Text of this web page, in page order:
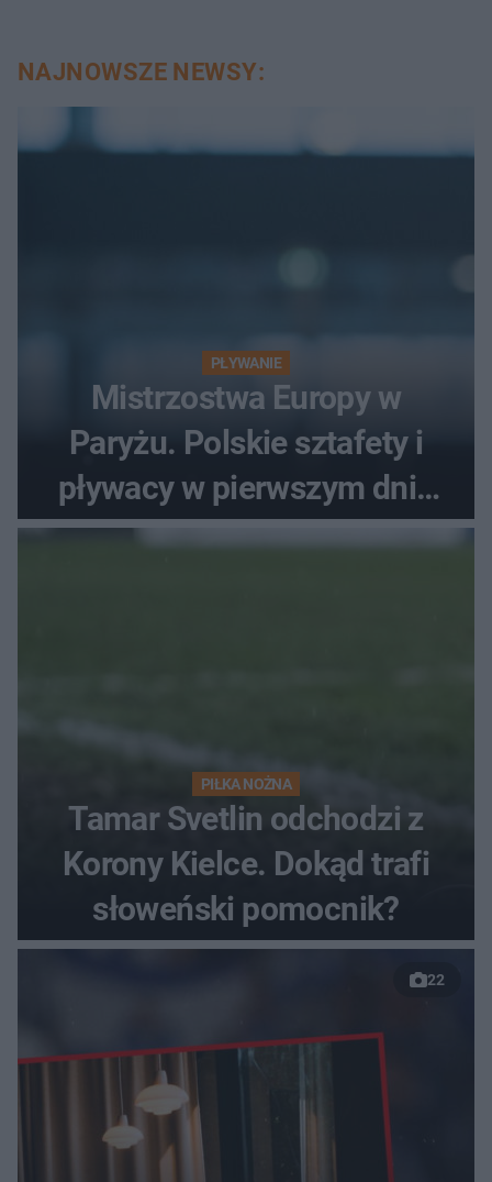
NAJNOWSZE NEWSY:
PŁYWANIE
Mistrzostwa Europy w
Paryżu. Polskie sztafety i
pływacy w pierwszym dniu
finałów
PIŁKA NOŻNA
Tamar Svetlin odchodzi z
Korony Kielce. Dokąd trafi
słoweński pomocnik?
22